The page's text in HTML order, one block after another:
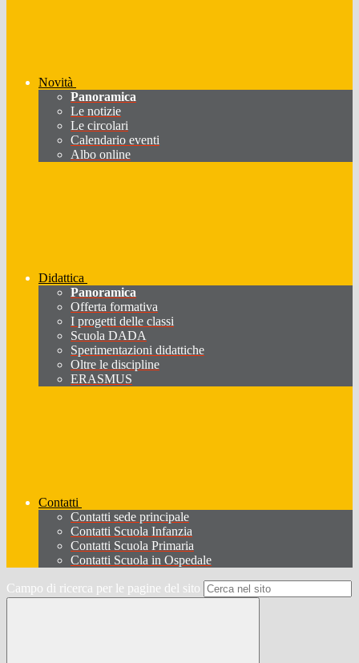
Novità
Panoramica
Le notizie
Le circolari
Calendario eventi
Albo online
Didattica
Panoramica
Offerta formativa
I progetti delle classi
Scuola DADA
Sperimentazioni didattiche
Oltre le discipline
ERASMUS
Contatti
Contatti sede principale
Contatti Scuola Infanzia
Contatti Scuola Primaria
Contatti Scuola in Ospedale
Campo di ricerca per le pagine del sito